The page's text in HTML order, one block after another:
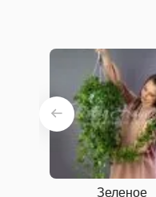
Зеленое